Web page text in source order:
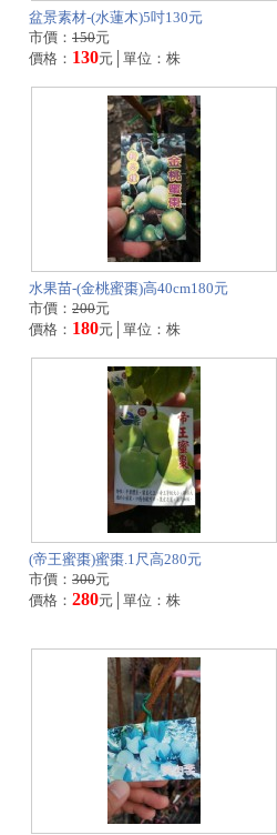
盆景素材-(水蓮木)5吋130元
市價： 150元
價格： 130元│單位：株
水果苗-(金桃蜜棗)高40cm180元
市價： 200元
價格： 180元│單位：株
(帝王蜜棗)蜜棗.1尺高280元
市價： 300元
價格： 280元│單位：株